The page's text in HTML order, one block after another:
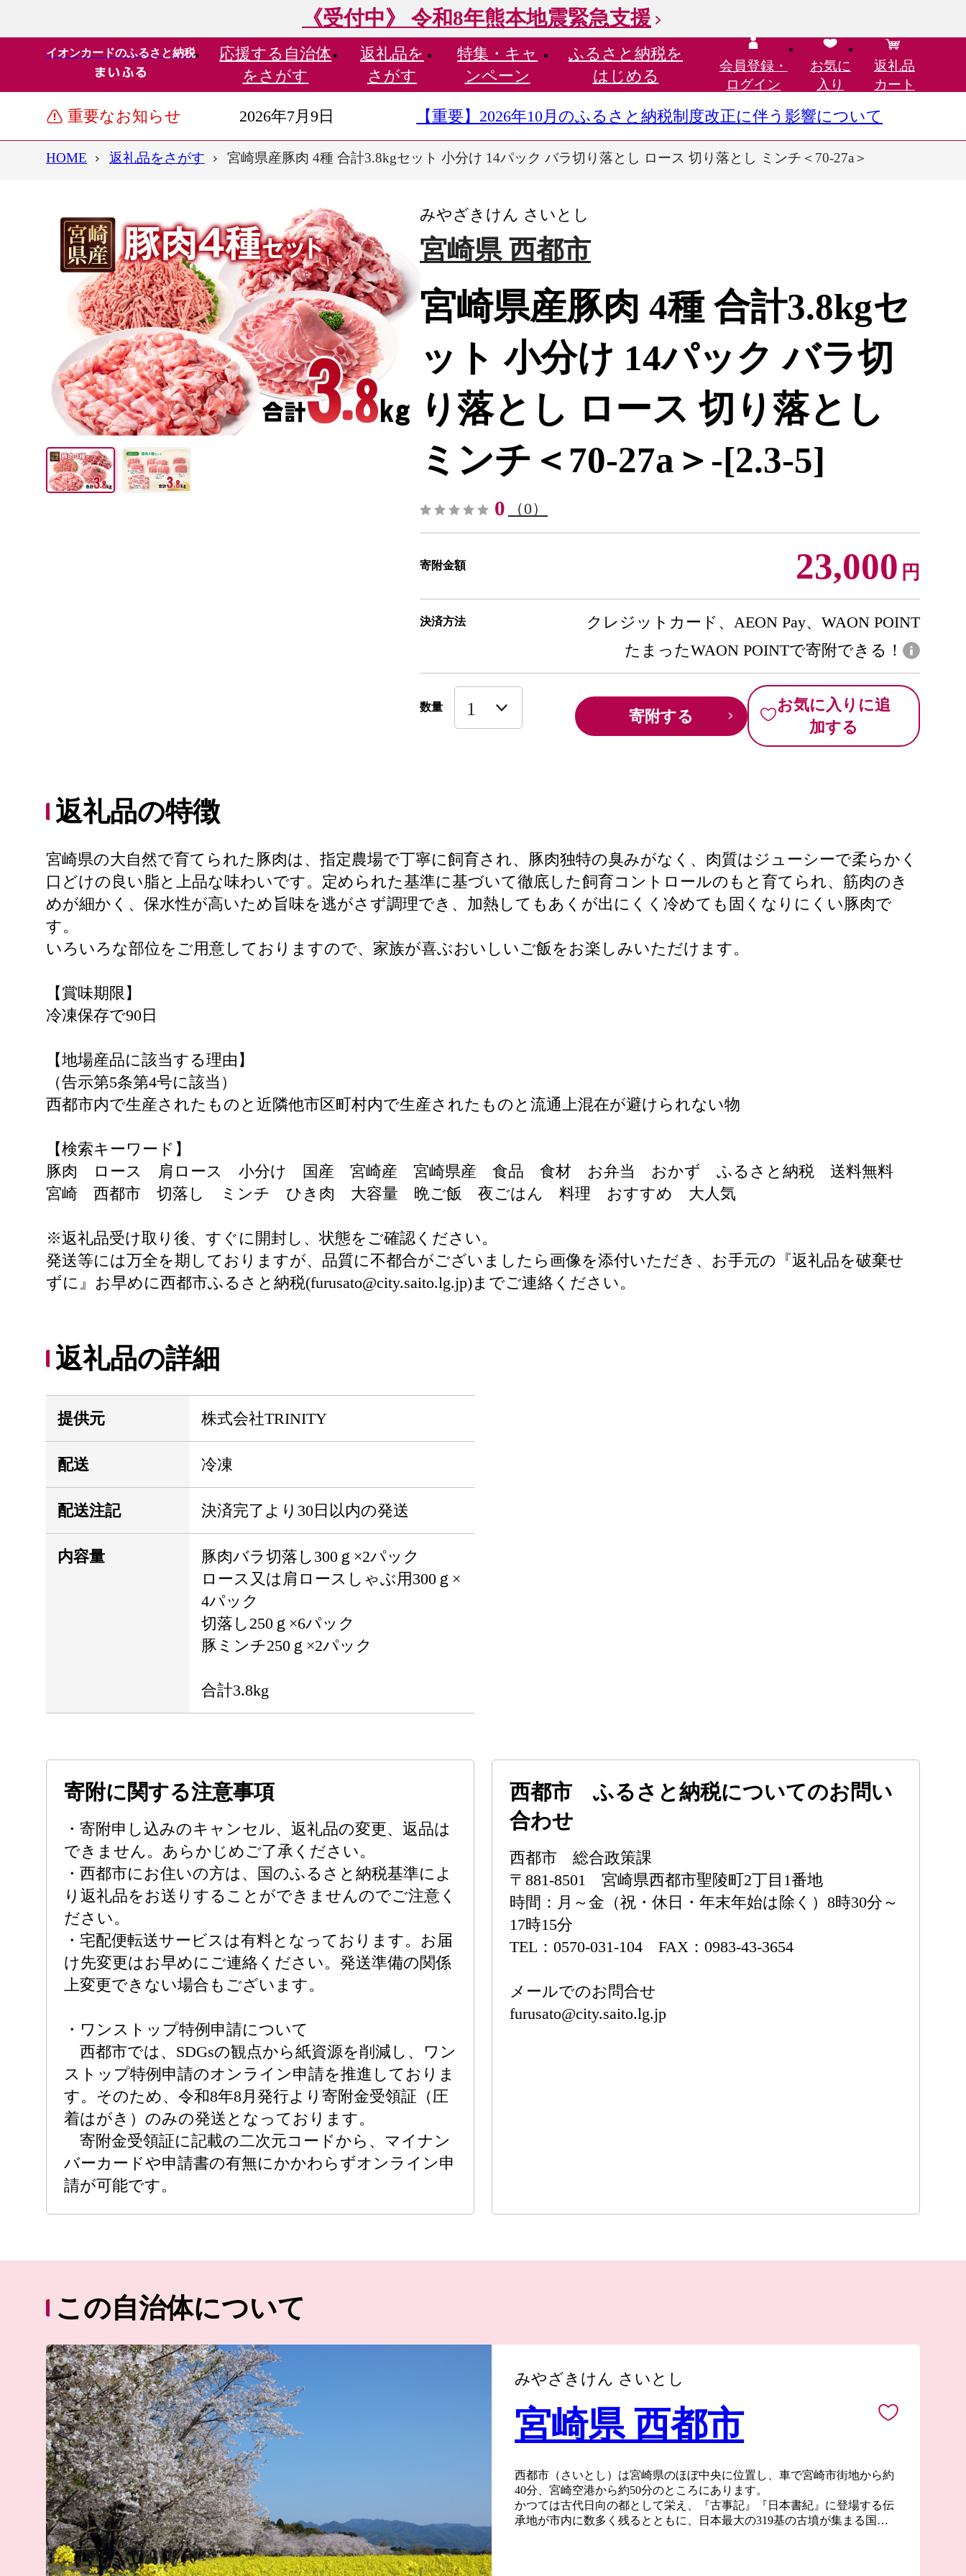
《受付中》 令和8年熊本地震緊急支援
イオンカードのふるさと納税 応援する 自治体
をさがす
返礼品を
さがす
特集・ キャ
ンペーン
ふるさと納税を
はじめる
会員登録・
ログイン
お気に
入り
返礼品
カート
重要なお知らせ 2026年7月9日 【重要】2026年10月のふるさと納税制度改正に伴う影響について
HOME 返礼品をさがす 宮崎県産豚肉 4種 合計3.8kgセット 小分け 14パック バラ切り落とし ロース 切り落とし ミンチ＜70-27a＞
みやざきけん さいとし
宮崎県 西都市
宮崎県産豚肉 4種 合計3.8kgセ
ット 小分け 14パック バラ切
り落とし ロース 切り落とし
ミンチ＜70-27a＞-[2.3-5]
0 （0）
寄附金額 23,000 円
決済方法
クレジットカード、AEON Pay、WAON POINT
たまったWAON POINTで寄附できる！
数量 寄附する
お気に入りに追
加する
返礼品の特徴
宮崎県の大自然で育てられた豚肉は、指定農場で丁寧に飼育され、豚肉独特の臭みがなく、肉質はジューシーで柔らかく
口どけの良い脂と上品な味わいです。定められた基準に基づいて徹底した飼育コントロールのもと育てられ、筋肉のき
めが細かく、保水性が高いため旨味を逃がさず調理でき、加熱してもあくが出にくく冷めても固くなりにくい豚肉で
す。
いろいろな部位をご用意しておりますので、家族が喜ぶおいしいご飯をお楽しみいただけます。
【賞味期限】
冷凍保存で90日
【地場産品に該当する理由】
（告示第5条第4号に該当）
西都市内で生産されたものと近隣他市区町村内で生産されたものと流通上混在が避けられない物
【検索キーワード】
豚肉 ロース 肩ロース 小分け 国産 宮崎産 宮崎県産 食品 食材 お弁当 おかず ふるさと納税 送料無料
宮崎 西都市 切落し ミンチ ひき肉 大容量 晩ご飯 夜ごはん 料理 おすすめ 大人気
※返礼品受け取り後、すぐに開封し、状態をご確認ください。
発送等には万全を期しておりますが、品質に不都合がございましたら画像を添付いただき、お手元の『返礼品を破棄せ
ずに』お早めに西都市ふるさと納税(furusato@city.saito.lg.jp)までご連絡ください。
返礼品の詳細
提供元 株式会社TRINITY
配送 冷凍
配送注記 決済完了より30日以内の発送
内容量
豚肉バラ切落し300ｇ×2パック
ロース又は肩ロースしゃぶ用300ｇ×
4パック
切落し250ｇ×6パック
豚ミンチ250ｇ×2パック
合計3.8kg
寄附に関する注意事項
・寄附申し込みのキャンセル、返礼品の変更、返品は
できません。あらかじめご了承ください。
・西都市にお住いの方は、国のふるさと納税基準によ
り返礼品をお送りすることができませんのでご注意く
ださい。
・宅配便転送サービスは有料となっております。お届
け先変更はお早めにご連絡ください。発送準備の関係
上変更できない場合もございます。
・ワンストップ特例申請について
西都市では、SDGsの観点から紙資源を削減し、ワン
ストップ特例申請のオンライン申請を推進しておりま
す。そのため、令和8年8月発行より寄附金受領証（圧
着はがき）のみの発送となっております。
寄附金受領証に記載の二次元コードから、マイナン
バーカードや申請書の有無にかかわらずオンライン申
請が可能です。
西都市 ふるさと納税についてのお問い
合わせ
西都市 総合政策課
〒881-8501 宮崎県西都市聖陵町2丁目1番地
時間：月～金（祝・休日・年末年始は除く）8時30分～
17時15分
TEL：0570-031-104 FAX：0983-43-3654
メールでのお問合せ
furusato@city.saito.lg.jp
この自治体について
みやざきけん さいとし
宮崎県 西都市
西都市（さいとし）は宮崎県のほぼ中央に位置し、車で宮崎市街地から約
40分、宮崎空港から約50分のところにあります。
かつては古代日向の都として栄え、『古事記』『日本書紀』に登場する伝
承地が市内に数多く残るとともに、日本最大の319基の古墳が集まる国の